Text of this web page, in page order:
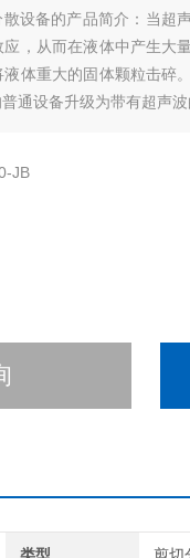
设备的产品简介：当超
，从而在液体中产生大
体重大的固体颗粒击碎
通设备升级为带有超声波
JB